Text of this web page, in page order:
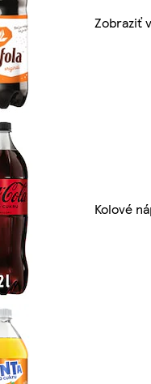
Zobraziť
Kolové